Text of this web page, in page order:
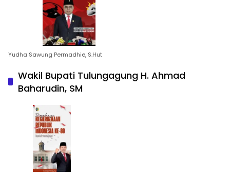
Yudha Sawung Permadhie, S.Hut
Wakil Bupati Tulungagung H. Ahmad
Baharudin, SM